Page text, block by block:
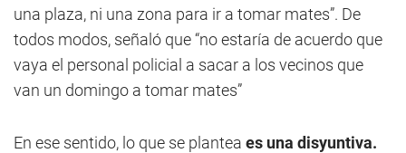
una plaza, ni una zona para ir a tomar mates”. De
todos modos, señaló que “no estaría de acuerdo que
vaya el personal policial a sacar a los vecinos que
van un domingo a tomar mates”
En ese sentido, lo que se plantea es una disyuntiva.